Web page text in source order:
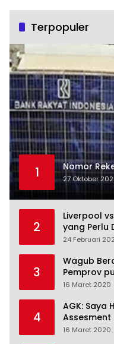
Terpopuler
1 Nomor
27 Oktober
2
Liverpool
yang Perlu
24 Februari
3
Wagub
Pemprov
16 Maret 2020
4
AGK: Saya
Assesment
16 Maret 2020